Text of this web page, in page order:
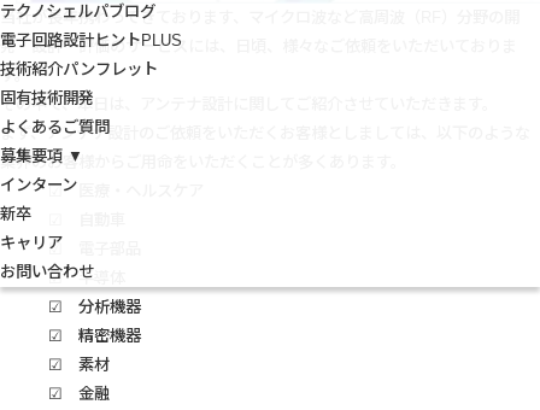
テクノシェルパブログ
電子回路設計ヒントPLUS
技術紹介パンフレット
固有技術開発
よくあるご質問
募集要項 ▼
インターン
新卒
キャリア
お問い合わせ
当社が長年携わってきております、マイクロ波など高周波（RF）分野の開
発・設計・評価のサービスには、日頃、様々なご依頼をいただいておりま
す。
その中で、本日は、アンテナ設計に関してご紹介させていただきます。
まず、アンテナ設計のご依頼をいただくお客様としましては、以下のような
業界のお客様からご用命をいただくことが多くあります。
☑ 医療・ヘルスケア
☑ 電子部品
☑ 半導体
☑ 分析機器
☑ 精密機器
☑ 素材
☑ 金融